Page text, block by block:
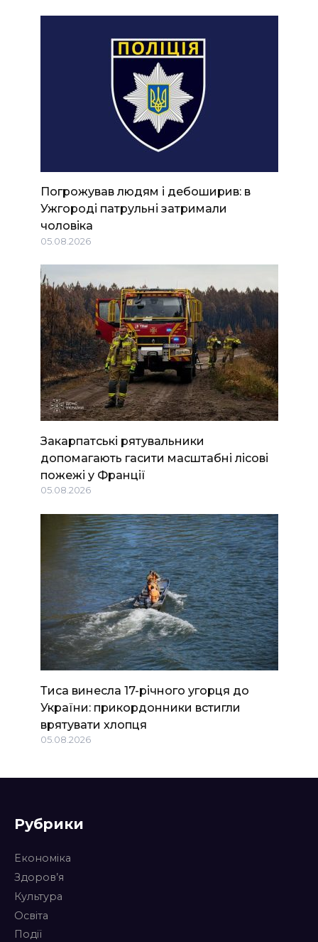
Погрожував людям і дебоширив: в
Ужгороді патрульні затримали
чоловіка
05.08.2026
Закарпатські рятувальники
допомагають гасити масштабні лісові
пожежі у Франції
05.08.2026
Тиса винесла 17-річного угорця до
України: прикордонники встигли
врятувати хлопця
05.08.2026
Рубрики
Економіка
Здоров’я
Культура
Освіта
Події